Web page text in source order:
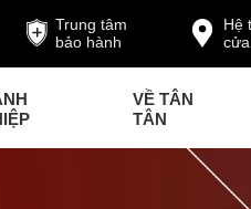
Hệ
Trung tâm
bảo hành
VỀ TÂN
TÂN